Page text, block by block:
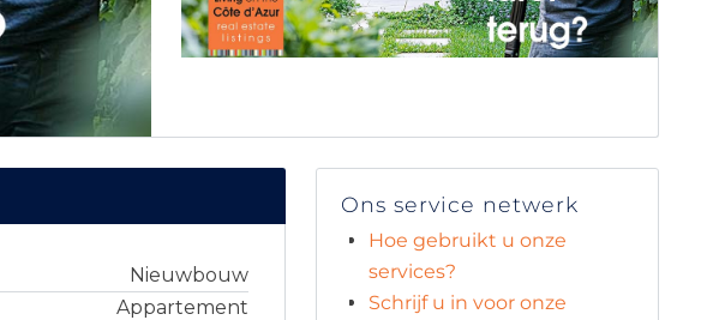
Nieuwbouw
Appartement
Ons service netwerk
Hoe gebruikt u onze
services?
Schrijf u in voor onze